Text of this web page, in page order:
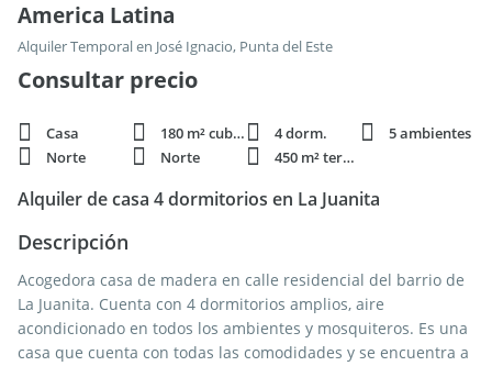
America Latina
Alquiler Temporal en José Ignacio, Punta del Este
Consultar precio
Casa 180 m² cubie. 4 dorm.
5 ambientes
Norte
Norte 450 m² terren.
Alquiler de casa 4 dormitorios en La Juanita
Descripción
Acogedora casa de madera en calle residencial del barrio de
La Juanita. Cuenta con 4 dormitorios amplios, aire
acondicionado en todos los ambientes y mosquiteros. Es una
casa que cuenta con todas las comodidades y se encuentra a